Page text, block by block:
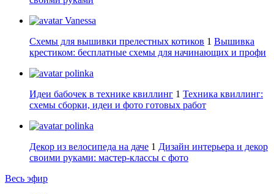
Vanessa
Схемы для вышивки прелестных котиков 1 Вышивка
крестиком: бесплатные схемы для начинающих и профи
polinka
Идеи бабочек в технике квиллинг 1 Техника квиллинг:
схемы сборки, идеи и фото готовых работ
polinka
Декор из велосипеда на даче 1 Дизайн интерьера и декор
своими руками: мастер-классы с фото
Весь эфир